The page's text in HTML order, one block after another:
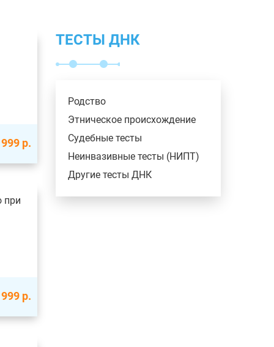
р.
при
р.
ТЕСТЫ ДНК
Родство
Этническое происхождение
Судебные тесты
Неинвазивные тесты (НИПТ)
Другие тесты ДНК